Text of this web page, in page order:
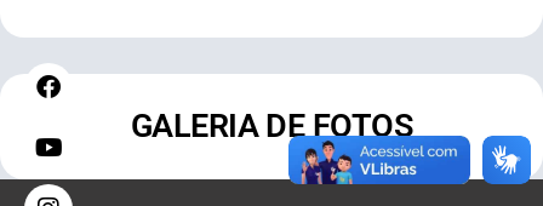
GALERIA DE FOTOS